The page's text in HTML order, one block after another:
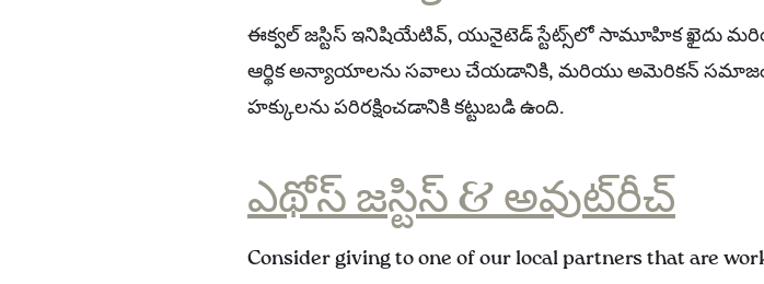
ఈక్వల్ జస్టిస్ ఇనిషియేటివ్, యునైటెడ్ స్టేట్స్‌లో సామూహిక ఖైదు
ఆర్థిక అన్యాయాలను సవాలు చేయడానికి, మరియు అమెరికన్
హక్కులను పరిరక్షించడానికి కట్టుబడి ఉంది.
ఎథోస్ జస్టిస్ & అవుట్‌రీచ్
Consider giving to one of our local partners that are